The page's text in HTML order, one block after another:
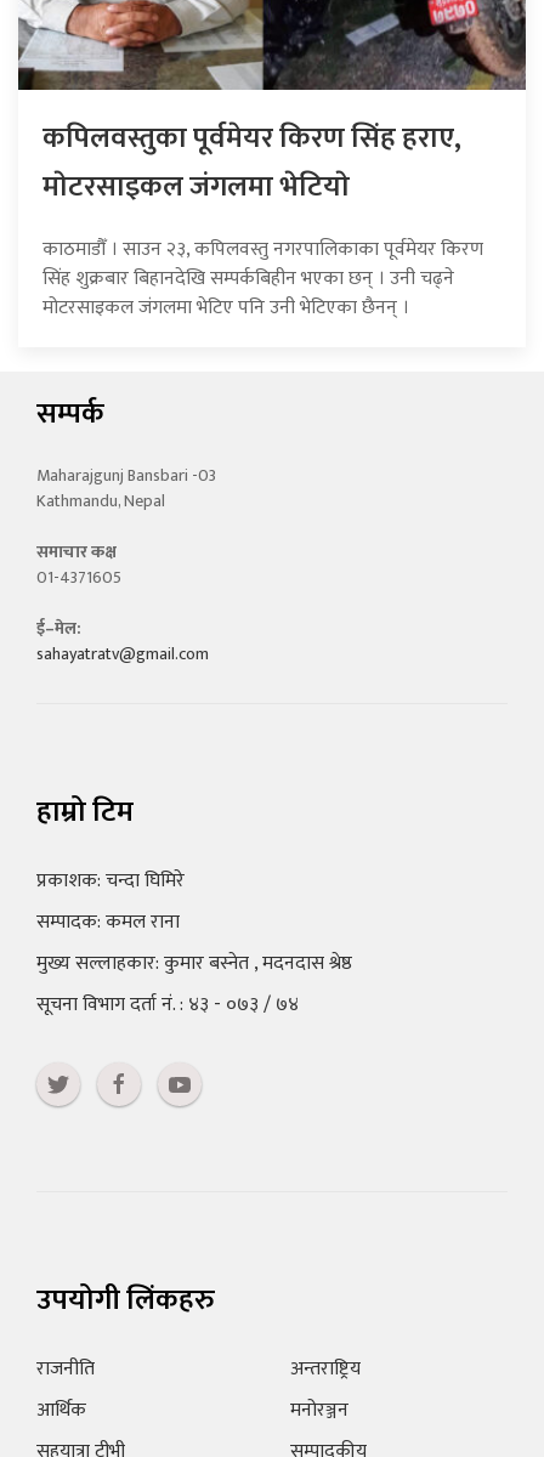
कपिलवस्तुका पूर्वमेयर किरण सिंह हराए,
माेटरसाइकल जंगलमा भेटियाे
काठमाडौँ । साउन २३, कपिलवस्तु नगरपालिकाका पूर्वमेयर किरण
सिंह शुक्रबार बिहानदेखि सम्पर्कबिहीन भएका छन् । उनी चढ्ने
मोटरसाइकल जंगलमा भेटिए पनि उनी भेटिएका छैनन् ।
सम्पर्क
Maharajgunj Bansbari -03
Kathmandu, Nepal
समाचार कक्ष
01-4371605
ई–मेल:
sahayatratv@gmail.com
हाम्रो टिम
प्रकाशक: चन्दा घिमिरे
सम्पादक: कमल राना
मुख्य सल्लाहकार: कुमार बस्नेत , मदनदास श्रेष्ठ
सूचना विभाग दर्ता नं. : ४३ - ०७३ / ७४
उपयोगी लिंकहरु
राजनीति
आर्थिक
अन्तराष्ट्रिय
मनोरञ्जन